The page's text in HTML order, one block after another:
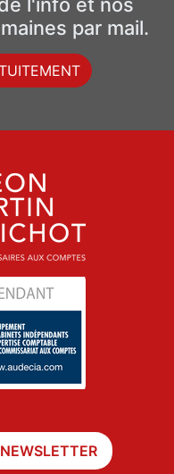
par mail.